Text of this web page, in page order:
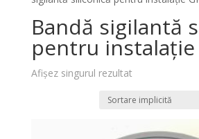
Bandă sigilantă
pentru instalație
Afișez singurul rezultat